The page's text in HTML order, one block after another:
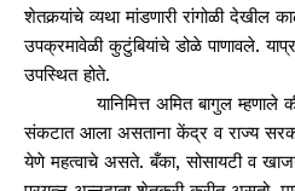
शेतकर्‍यांचे व्यथा मांडणारी रांगोळी देखील
उपक्रमावेळी कुटुंबियांचे डोळे पाणावले.
उपस्थित होते.
यानिमित्त अमित बागुल म्हणाले
संकटात आला असताना केंद्र व राज्य
येणे महत्वाचे असते. बँका, सोसायटी व